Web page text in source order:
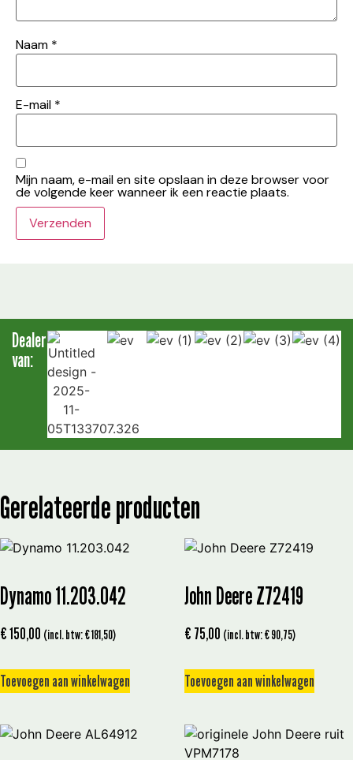
Naam *
E-mail *
Mijn naam, e-mail en site opslaan in deze browser voor
de volgende keer wanneer ik een reactie plaats.
Dealer
van:
Gerelateerde producten
Dynamo 11.203.042
€150,00 (incl. btw:€181,50)
Toevoegen aan winkelwagen
John Deere Z72419
€ 75,00 (incl. btw:€90,75)
Toevoegen aan winkelwagen